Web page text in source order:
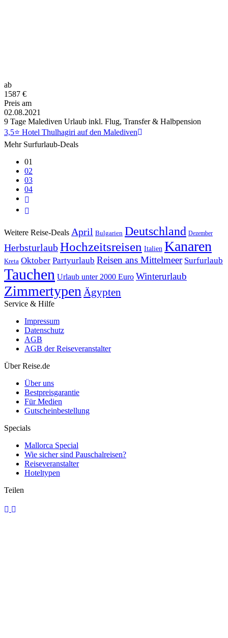
ab
1587 €
Preis am
02.08.2021
9 Tage Malediven Urlaub inkl. Flug, Transfer & Halbpension
3,5⭐ Hotel Thulhagiri auf den Malediven
Mehr Surfurlaub-Deals
01
02
03
04
Weitere Reise-Deals April Bulgarien Deutschland Dezember
HerbsturlaubHochzeitsreisen Italien Kanaren
Kreta Oktober Partyurlaub Reisen ans Mittelmeer Surfurlaub
Tauchen Urlaub unter 2000 Euro Winterurlaub
Zimmertypen Ägypten
Service & Hilfe
Impressum
Datenschutz
AGB
AGB der Reiseveranstalter
Über Reise.de
Über uns
Bestpreisgarantie
Für Medien
Gutscheinbestellung
Specials
Mallorca Special
Wie sicher sind Pauschalreisen?
Reiseveranstalter
Hoteltypen
Teilen